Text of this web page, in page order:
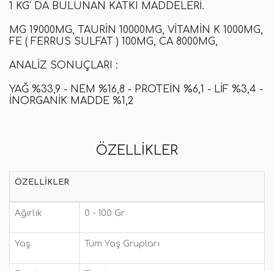
1 KG' DA BULUNAN KATKI MADDELERI.
MG 19000MG, TAURIN 10000MG, VITAMIN K 1000MG,
FE ( FERRUS SULFAT ) 100MG, CA 8000MG,
ANALIZ SONUÇLARI :
YAĞ %33,9 - NEM %16,8 - PROTEIN %6,1 - LIF %3,4 -
İNORGANIK MADDE %1,2
ÖZELLIKLER
ÖZELLIKLER
Ağırlık 0 - 100 Gr
Yaş Tüm Yaş Grupları